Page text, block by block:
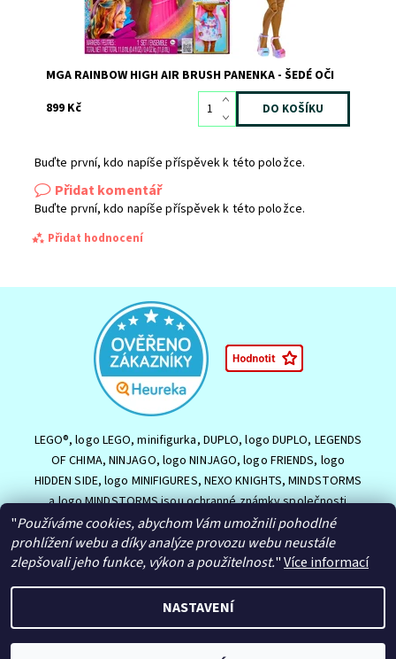
MGA RAINBOW HIGH AIR BRUSH PANENKA - ŠEDÉ OČI
899 Kč
Buďte první, kdo napíše příspěvek k této položce.
Přidat komentář
Buďte první, kdo napíše příspěvek k této položce.
Přidat hodnocení
LEGO®, logo LEGO, minifigurka, DUPLO, logo DUPLO, LEGENDS
OF CHIMA, NINJAGO, logo NINJAGO, logo FRIENDS, logo
HIDDEN SIDE, logo MINIFIGURES, NEXO KNIGHTS, MINDSTORMS
a logo MINDSTORMS jsou ochranné známky společnosti
LEGO Group nebo jsou chráněny autorským právem LEGO
Group. ©2026 The LEGO Group.
2026 © HračkyJVJ.cz, všechna práva vyhrazena
cookies
"Používáme cookies, abychom Vám umožnili pohodlné
prohlížení webu a díky analýze provozu webu neustále
zlepšovali jeho funkce, výkon a použitelnost."Více informací
NASTAVENÍ